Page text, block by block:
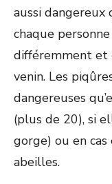
aussi dangereux
chaque
différemment et
venin. Les
dangereuses
(plus de 20), si
gorge) ou en
abeilles.